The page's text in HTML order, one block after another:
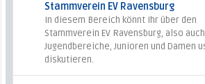
Stammverein EV Ravensburg
In diesem Bereich könnt Ihr über den
Stammverein EV Ravensburg, also
Jugendbereiche, Junioren und Damen
diskutieren.